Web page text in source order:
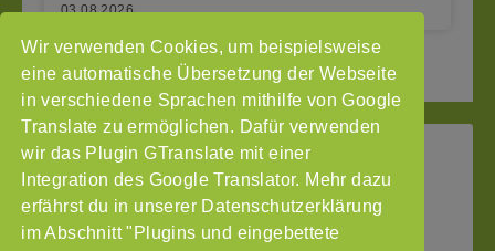
03.08.2026
« Seite zurück 1 2 3 Seite vor »
Wir verwenden Cookies, um beispielsweise
eine automatische Übersetzung der Webseite
in verschiedene Sprachen mithilfe von Google
Translate zu ermöglichen. Dafür verwenden
wir das Plugin GTranslate mit einer
Integration des Google Translator. Mehr dazu
erfährst du in unserer Datenschutzerklärung
im Abschnitt "Plugins und eingebettete
StoP
–
Stadtteile
Intranet
Impressum
Gefördert
durch